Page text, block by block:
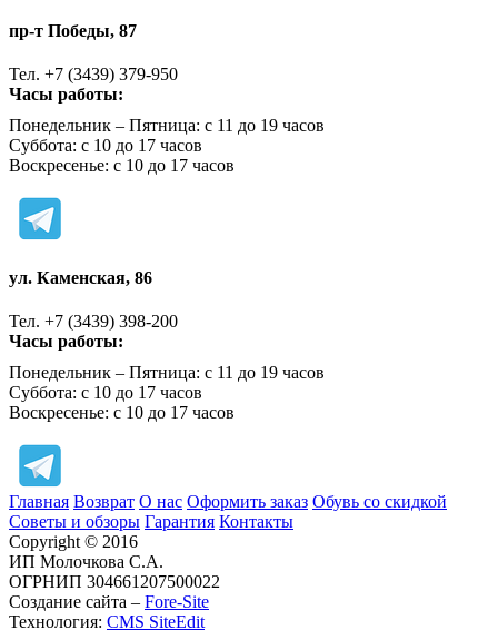
пр-т Победы, 87
Тел. +7 (3439) 379-950
Часы работы:
Понедельник – Пятница: с 11 до 19 часов
Суббота: с 10 до 17 часов
Воскресенье: с 10 до 17 часов
ул. Каменская, 86
Тел. +7 (3439) 398-200
Часы работы:
Понедельник – Пятница: с 11 до 19 часов
Суббота: с 10 до 17 часов
Воскресенье: с 10 до 17 часов
Главная Возврат О нас Оформить заказ Обувь со скидкой
Советы и обзоры Гарантия Контакты
Copyright © 2016
ИП Молочкова С.А.
ОГРНИП 304661207500022
Создание сайта – Fore-Site
Технология: CMS SiteEdit